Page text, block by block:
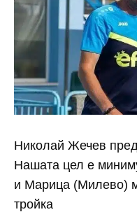
Николай Жечев
Нашата цел е
и Марица (Милево)
тройка